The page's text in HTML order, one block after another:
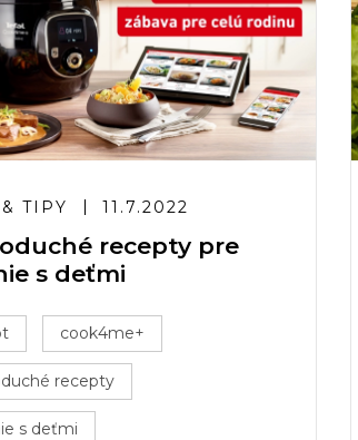
TIPY 11.7.2022
recepty pre
s deťmi
cook4me+
recepty
s deťmi